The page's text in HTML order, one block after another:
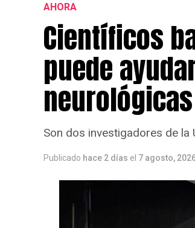
AHORA
Científicos
puede
neurológicas
Son dos investigadores de la
Publicado hace 2 días el 7 agosto,